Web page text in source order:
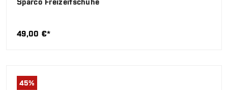
Sparco Freizeitschuhe
49,00 €*
45%